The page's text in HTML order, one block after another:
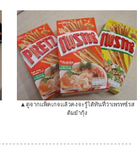
▲ดูจากแพ็คเกจแล้วคงจะรู้ได้ทันที่ว่าเพรทซ์รส
ต้มยำกุ้ง